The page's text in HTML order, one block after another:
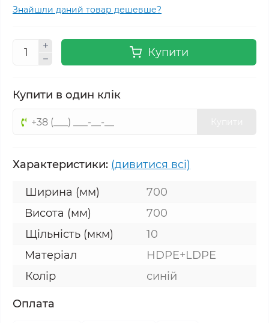
Знайшли даний товар дешевше?
Купити
Купити в один клік
Характеристики: (дивитися всі)
Ширина (мм)
700
Висота (мм)
700
Щільність (мкм)
10
Матеріал
HDPE+LDPE
Колір
синій
Оплата